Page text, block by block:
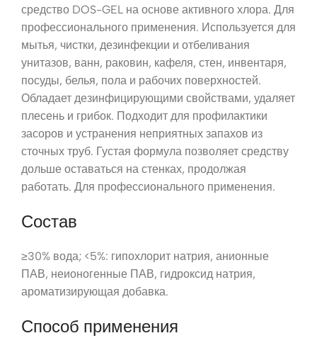
средство DOS-GEL на основе активного хлора. Для
профессионального применения. Используется для
мытья, чистки, дезинфекции и отбеливания
унитазов, ванн, раковин, кафеля, стен, инвентаря,
посуды, белья, пола и рабочих поверхностей.
Обладает дезинфицирующими свойствами, удаляет
плесень и грибок. Подходит для профилактики
засоров и устранения неприятных запахов из
сточных труб. Густая формула позволяет средству
дольше оставаться на стенках, продолжая
работать. Для профессионального применения.
Состав
≥30% вода; <5%: гипохлорит натрия, анионные
ПАВ, неионогенные ПАВ, гидроксид натрия,
ароматизирующая добавка.
Способ применения